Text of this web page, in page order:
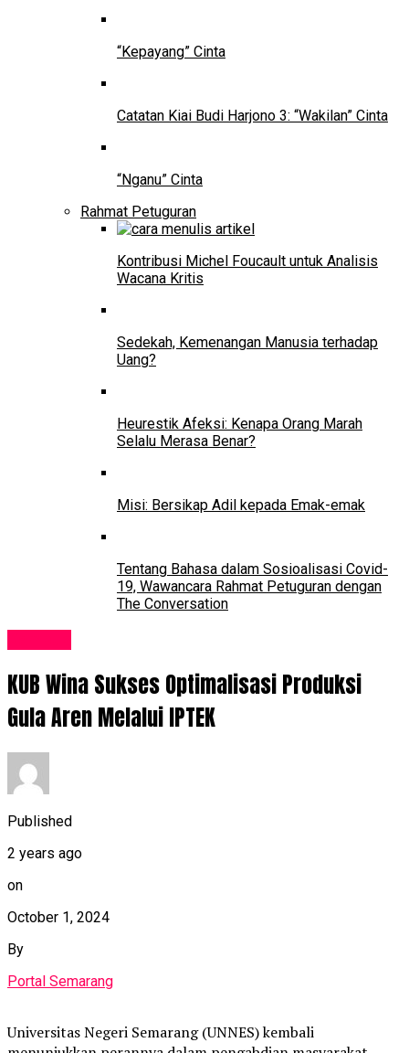
“Kepayang” Cinta
Catatan Kiai Budi Harjono 3: “Wakilan” Cinta
“Nganu” Cinta
Rahmat Petuguran
Kontribusi Michel Foucault untuk Analisis
Wacana Kritis
Sedekah, Kemenangan Manusia terhadap
Uang?
Heurestik Afeksi: Kenapa Orang Marah
Selalu Merasa Benar?
Misi: Bersikap Adil kepada Emak-emak
Tentang Bahasa dalam Sosioalisasi Covid-
19, Wawancara Rahmat Petuguran dengan
The Conversation
KUB Wina Sukses Optimalisasi Produksi
Gula Aren Melalui IPTEK
Published
2 years ago
on
October 1, 2024
By
Portal Semarang
Universitas Negeri Semarang (UNNES) kembali